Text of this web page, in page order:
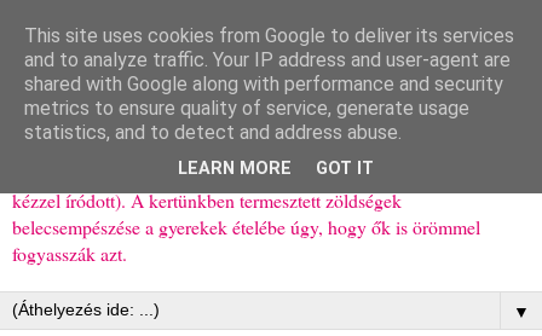
Ízőrző
Kisgyerekes család kipróbált, többnyire egészséges ételeket
bemutató receptjei a mindennapokra (mert a papírfecniket folyton
elhagyom) és gyerekeimnek ajándékba (mint régen, csak ez nem
kézzel íródott). A kertünkben termesztett zöldségek
belecsempészése a gyerekek ételébe úgy, hogy ők is örömmel
fogyasszák azt.
▼
This site uses cookies from Google to deliver its services
and to analyze traffic. Your IP address and user-agent are
shared with Google along with performance and security
metrics to ensure quality of service, generate usage
statistics, and to detect and address abuse.
LEARN MORE GOT IT